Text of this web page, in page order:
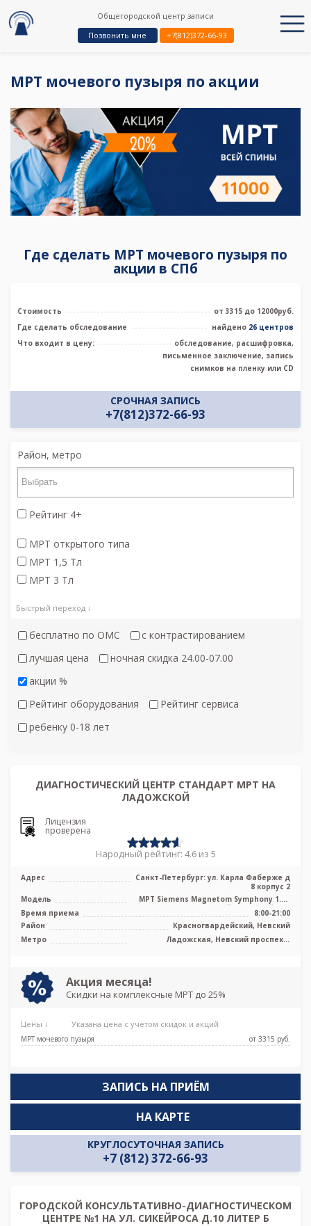
Общегородской центр записи
Позвонить мне
+7(812)372-66-93
МРТ мочевого пузыря по акции
Где сделать МРТ мочевого пузыря по
акции в СПб
Стоимость
от 3315 до 12000руб.
Где сделать обследование
найдено 26 центров
Что входит в цену:
обследование, расшифровка,
письменное заключение, запись
снимков на пленку или CD
СРОЧНАЯ ЗАПИСЬ
+7(812)372-66-93
Район, метро
Рейтинг 4+
МРТ открытого типа
МРТ 1,5 Тл
МРТ 3 Тл
Быстрый переход ↓
бесплатно по ОМС
с контрастированием
лучшая цена
ночная скидка 24.00-07.00
акции %
Рейтинг оборудования
Рейтинг сервиса
ребенку 0-18 лет
ДИАГНОСТИЧЕСКИЙ ЦЕНТР СТАНДАРТ МРТ НА
ЛАДОЖСКОЙ
Лицензия
проверена
Народный рейтинг: 4.6 из 5
Адрес
Санкт-Петербург: ул. Карла Фаберже д
8 корпус 2
Модель
МРТ Siemens Magnetom Symphony 1.5T
высокопольный закрытый тип
Время приема
8:00-21:00
Район
Красногвардейский, Невский
Метро
Ладожская, Невский проспект,
Акция месяца!
Скидки на комплексные МРТ до 25%
Цены ↓ Указана цена с учетом скидок и акций
МРТ мочевого пузыря от 3315 pуб.
ЗАПИСЬ НА ПРИЁМ
КРУГЛОСУТОЧНАЯ ЗАПИСЬ
+7 (812) 372-66-93
НА КАРТЕ
ГОРОДСКОЙ КОНСУЛЬТАТИВНО-ДИАГНОСТИЧЕСКОМ
ЦЕНТРЕ №1 НА УЛ. СИКЕЙРОСА Д.10 ЛИТЕР Б